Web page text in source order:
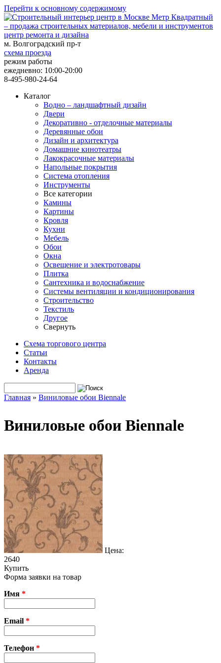
Перейти к основному содержимому
центр ремонта и дизайна
м. Волгоградский пр-т
схема проезда
режим работы
ежедневно: 10:00-20:00
8-495-980-24-64
Каталог
Водно – ландшафтный дизайн
Двери
Декоративно - отделочные материалы
Деревянные обои
Дизайн и архитектура
Домашние кинотеатры
Лакокрасочные материалы
Напольные покрытия
Система отопления
Инструменты
Все категории
Камины
Картины
Кровля
Кухни
Мебель
Обои
Окна
Освещение и электротовары
Плитка
Сантехника и водоснабжение
Системы вентиляции и кондиционирования
Строительство
Текстиль
Другое
Свернуть
Схема торгового центра
Статьи
Контакты
Аренда
Форма поиска
Главная » Виниловые обои Biennale
Виниловые обои Biennale
Цена:
2640
Купить
Форма заявки на товар
Имя *
Email *
Телефон *